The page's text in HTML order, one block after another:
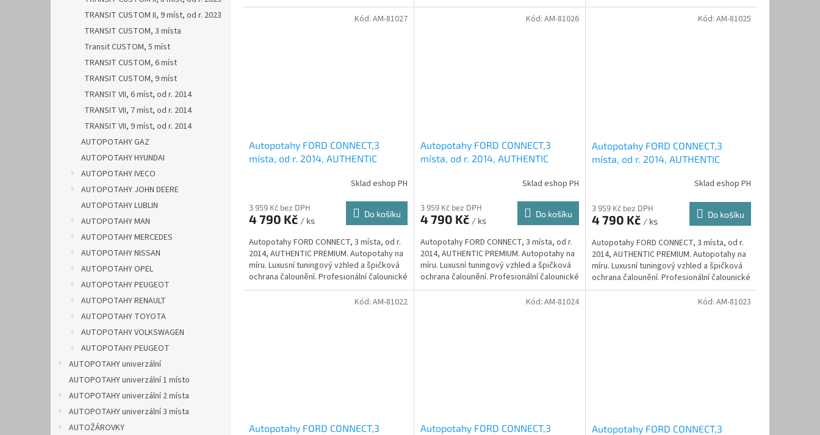
TRANSIT CUSTOM II, 9 míst, od r. 2023
TRANSIT CUSTOM, 3 místa
Transit CUSTOM, 5 míst
TRANSIT CUSTOM, 6 míst
TRANSIT CUSTOM, 9 míst
TRANSIT VII, 6 míst, od r. 2014
TRANSIT VII, 7 míst, od r. 2014
TRANSIT VII, 9 míst, od r. 2014
AUTOPOTAHY GAZ
AUTOPOTAHY HYUNDAI
AUTOPOTAHY IVECO
AUTOPOTAHY JOHN DEERE
AUTOPOTAHY LUBLIN
AUTOPOTAHY MAN
AUTOPOTAHY MERCEDES
AUTOPOTAHY NISSAN
AUTOPOTAHY OPEL
AUTOPOTAHY PEUGEOT
AUTOPOTAHY RENAULT
AUTOPOTAHY TOYOTA
AUTOPOTAHY VOLKSWAGEN
AUTOPOTAHY PEUGEOT
AUTOPOTAHY univerzální
AUTOPOTAHY univerzální 1 místo
AUTOPOTAHY univerzální 2 místa
AUTOPOTAHY univerzální 3 místa
AUTOŽÁROVKY
Autopotahy FORD CONNECT,3
místa, od r. 2014, AUTHENTIC
Sklad eshop PH
3 959 Kč bez DPH
4 790 Kč / ks
Do košíku
Autopotahy FORD CONNECT, 3 místa, od r.
2014, AUTHENTIC PREMIUM. Autopotahy na
míru. Luxusní tuningový vzhled a špičková
ochrana čalounění. Profesionální čalounické
zpracování....
Kód: AM-81027
Autopotahy FORD CONNECT,3
místa, od r. 2014, AUTHENTIC
Sklad eshop PH
3 959 Kč bez DPH
4 790 Kč / ks
Do košíku
Autopotahy FORD CONNECT, 3 místa, od r.
2014, AUTHENTIC PREMIUM. Autopotahy na
míru. Luxusní tuningový vzhled a špičková
ochrana čalounění. Profesionální čalounické
zpracování....
Kód: AM-81026
Autopotahy FORD CONNECT,3
místa, od r. 2014, AUTHENTIC
Sklad eshop PH
3 959 Kč bez DPH
4 790 Kč / ks
Do košíku
Autopotahy FORD CONNECT, 3 místa, od r.
2014, AUTHENTIC PREMIUM. Autopotahy na
míru. Luxusní tuningový vzhled a špičková
ochrana čalounění. Profesionální čalounické
zpracování....
Kód: AM-81025
Autopotahy FORD CONNECT,3
Kód: AM-81022
Autopotahy FORD CONNECT,3
Kód: AM-81024
Autopotahy FORD CONNECT,3
Kód: AM-81023